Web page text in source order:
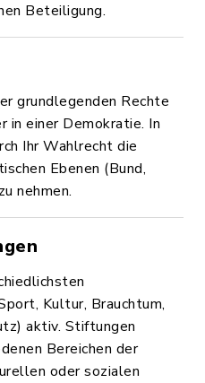
Beteiligung.
grundlegenden Rechte
in einer Demokratie. In
Ihr Wahlrecht die
Ebenen (Bund,
nehmen.
Kultur, Brauchtum,
aktiv. Stiftungen
Bereichen der
oder sozialen